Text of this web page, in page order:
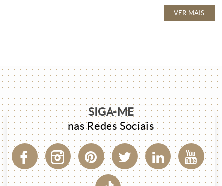
VER MAIS
SIGA-ME
nas Redes Sociais